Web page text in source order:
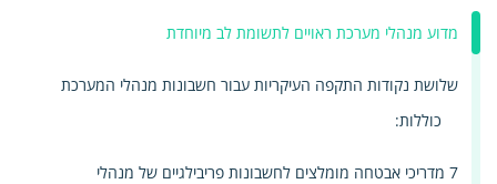
מדוע מנהלי מערכת ראויים לתשומת לב מיוחדת
שלושת נקודות התקפה העיקריות עבור חשבונות מנהלי המערכת
כוללות:
7 מדריכי אבטחה מומלצים לחשבונות פריבילגיים של מנהלי